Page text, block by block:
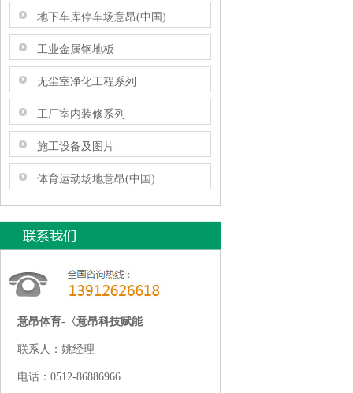
地下车库停车场意昂(中国)
工业金属钢地板
无尘室净化工程系列
工厂室内装修系列
施工设备及图片
体育运动场地意昂(中国)
意昂体育-〈意昂科技赋能
联系人：姚经理
电话：0512-86886966